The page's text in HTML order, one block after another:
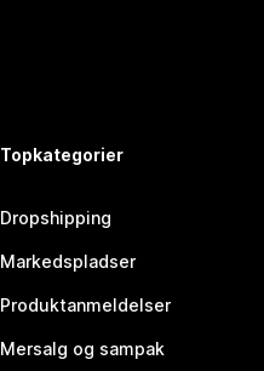
Topkategorier
Dropshipping
Markedspladser
Produktanmeldelser
Mersalg og sampak